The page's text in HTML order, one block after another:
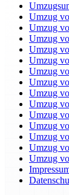
Umzug
Umzug
Umzug
Umzug
Umzug
Umzug
Umzug
Umzug
Umzug
Umzug
Umzug
Umzug
Umzug
Umzug